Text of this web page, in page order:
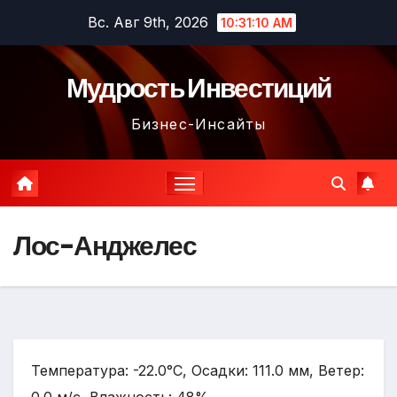
содержимому
Вс. Авг 9th, 2026 10:31:11 AM
Мудрость Инвестиций
Бизнес-Инсайты
Лос-Анджелес
Температура: -22.0°C, Осадки: 111.0 мм, Ветер: